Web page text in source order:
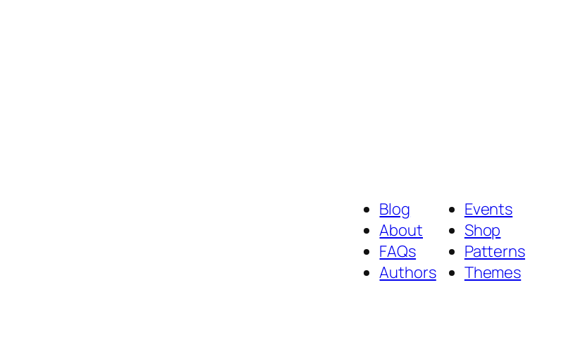
Blog
About
FAQs
Authors
Events
Shop
Patterns
Themes